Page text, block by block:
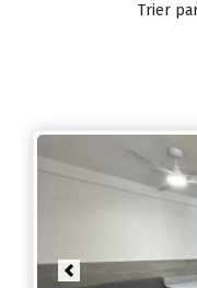
Trier
Previous